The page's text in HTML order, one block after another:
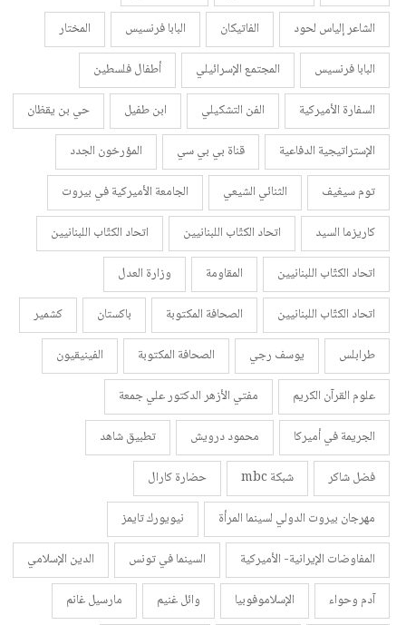
الشاعر إلياس لحود
الفاتيكان البابا فرنسيس
المختار
البابا فرنسيس
المجتمع الإسرائيلي
أطفال فلسطين
السفارة الأميركية
الفن التشكيلي ابن طفيل
حي بن يقظان
الإستراتيجية الدفاعية
قناة بي بي سي
المؤرخون الجدد
توم سيغيف
الثنائي الشيعي
الجامعة الأميركية في بيروت
كاريزما السيد
اتحاد الكتّاب اللبنانيين
اتحاد الكتّاب اللبنانيين
اتحاد الكتّاب اللبنانيين
المقاومة
وزارة العدل
اتحاد الكتّاب اللبنانيين
الصحافة المكتوبة باكستان
كشمير
طرابلس
يوسف رجي الصحافة المكتوبة
الفينيقيون
علوم القرآن الكريم
مفتي الأزهر الدكتور علي جمعة
الجريمة في أميركا
محمود درويش
تطبيق شاهد
فضل شاكر
شبكة mbc
حضارة كارال
مهرجان بيروت الدولي لسينما المرأة
نيويورك تايمز
المفاوضات الإيرانية- الأميركية
السينما في تونس
الدين الإسلامي
آدم وحواء
الإسلاموفوبيا وائل غنيم
مارسيل غانم